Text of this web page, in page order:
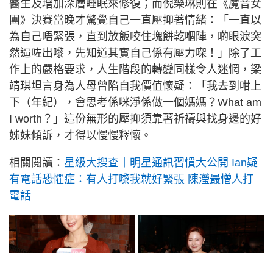
醫生及增加深層睡眠來修復；而倪樂琳則在《魔音女
團》決賽當晚才驚覺自己一直壓抑著情緒：「一直以
為自己唔緊張，直到放飯咬住塊餅乾嗰陣，啲眼淚突
然逼咗出嚟，先知道其實自己係有壓力㗎！」除了工
作上的嚴格要求，人生階段的轉變同樣令人迷惘，梁
靖琪坦言身為人母曾陷自我價值懷疑：「我去到咁上
下（年紀），會思考係咪淨係做一個媽媽？What am
I worth？」這份無形的壓抑須靠著祈禱與找身邊的好
姊妹傾訴，才得以慢慢釋懷。
相關閱讀： 星級大搜查丨明星通訊習慣大公開 Ian疑
有電話恐懼症：有人打嚟我就好緊張 陳瀅最憎人打
電話